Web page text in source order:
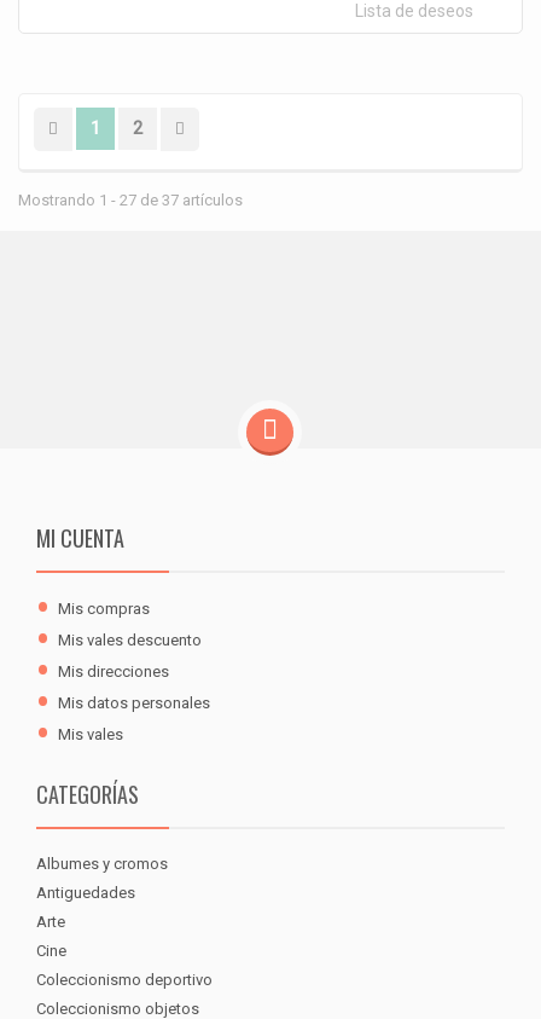
Lista de deseos
1 2
Mostrando 1 - 27 de 37 artículos
MI CUENTA
Mis compras
Mis vales descuento
Mis direcciones
Mis datos personales
Mis vales
CATEGORÍAS
Albumes y cromos
Antiguedades
Arte
Cine
Coleccionismo deportivo
Coleccionismo objetos